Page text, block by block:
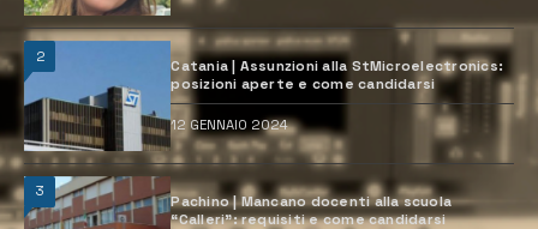
2
Catania | Assunzioni alla StMicroelectronics:
posizioni aperte e come candidarsi
12 GENNAIO 2024
3
Pachino | Mancano docenti alla scuola
“Calleri”: requisiti e come candidarsi